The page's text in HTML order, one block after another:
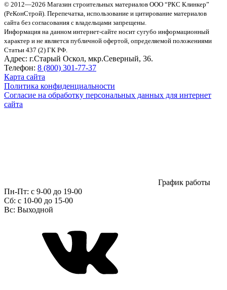
© 2012—2026 Магазин строительных материалов ООО “РКС Клинкер”
(РеКонСтрой). Перепечатка, использование и цитирование материалов
сайта без согласования с владельцами запрещены.
Информация на данном интернет-сайте носит сугубо информационный
характер и не является публичной офертой, определяемой положениями
Статьи 437 (2) ГК РФ.
Адрес: г.Старый Оскол, мкр.Северный, 36.
Телефон: 8 (800) 301-77-37
Карта сайта
Политика конфиденциальности
Согласие на обработку персональных данных для интернет
сайта
График работы
Пн-Пт: с 9-00 до 19-00
Сб: c 10-00 до 15-00
Вс: Выходной